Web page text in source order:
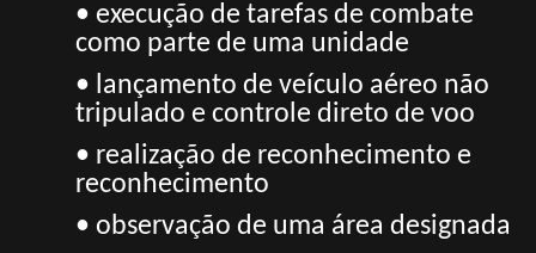
• execução de tarefas de combate
como parte de uma unidade
• lançamento de veículo aéreo não
tripulado e controle direto de voo
• realização de reconhecimento e
reconhecimento
• observação de uma área designada